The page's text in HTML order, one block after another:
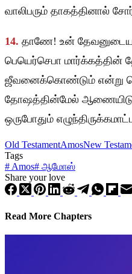
வாலிபரும் தாகத்தினால்
14. தாணே! உன்
பெயெர்செபா மார்க்கத்தின்
ஜீவனைக்கொண்டும் என்று
தோஷத்தின்மேல்
ஒருபோதும்
Old TestamentAmosNew
Tags
# Amos# ஆமோஸ்
Share your love
Read More Chapters